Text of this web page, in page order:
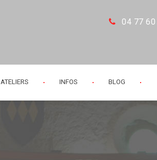
04 77 60
ATELIERS INFOS BLOG